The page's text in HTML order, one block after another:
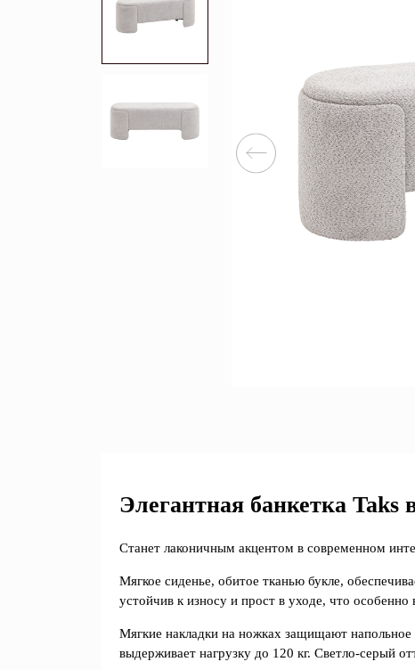
Зеркала
Матрасы
Вертикальные
зеркала
матрасы
Туалетные
Угловые
Элегантная банкетка Taks
Станет лаконичным акцентом в современном
Мягкое сиденье, обитое тканью букле,
устойчив к износу и прост в уходе, что особенно
Мягкие накладки на ножках защищают
выдерживает нагрузку до 120 кг. Светло-серый